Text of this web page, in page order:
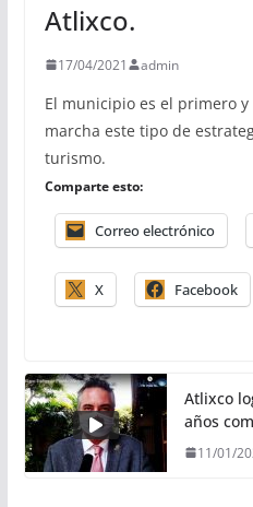
Atlixco.
17/04/2021 admin
El municipio es el primero
marcha este tipo de
turismo.
Comparte esto:
Correo electrónico
X Facebook
Atlixco
años
11/01/